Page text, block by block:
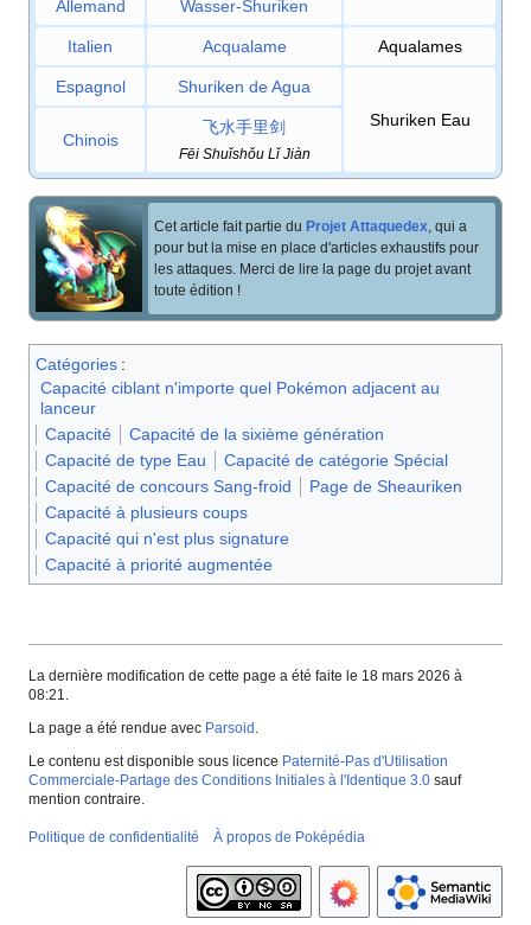
Allemand Wasser-Shuriken
Italien Acqualame Aqualames
Espagnol
Shuriken de Agua
Shuriken Eau
Chinois
飞水手里剑
Fēi Shuǐshǒu Lǐ Jiàn
Cet article fait partie du Projet Attaquedex , qui a
pour but la mise en place d'articles exhaustifs pour
les attaques. Merci de lire la page du projet avant
toute édition !
Catégories :
Capacité ciblant n'importe quel Pokémon adjacent au
lanceur
Capacité
Capacité de la sixième génération
Capacité de type Eau
Capacité de catégorie Spécial
Capacité de concours Sang-froid
Page de Sheauriken
Capacité à plusieurs coups
Capacité qui n'est plus signature
Capacité à priorité augmentée
La dernière modification de cette page a été faite le 18 mars 2026 à
08:21.
La page a été rendue avec Parsoid .
Le contenu est disponible sous licence Paternité-Pas d'Utilisation
Commerciale-Partage des Conditions Initiales à l'Identique 3.0 sauf
mention contraire.
Politique de confidentialité À propos de Poképédia